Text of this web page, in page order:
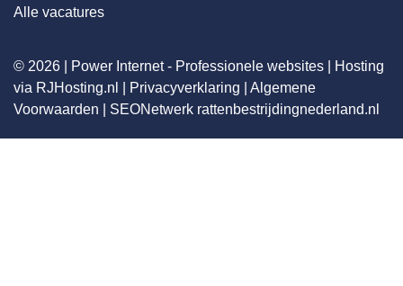
Alle vacatures
© 2026 | Power Internet - Professionele websites
Hosting
via RJHosting.nl
Privacyverklaring
Algemene
Voorwaarden
SEONetwerk rattenbestrijdingnederland.nl